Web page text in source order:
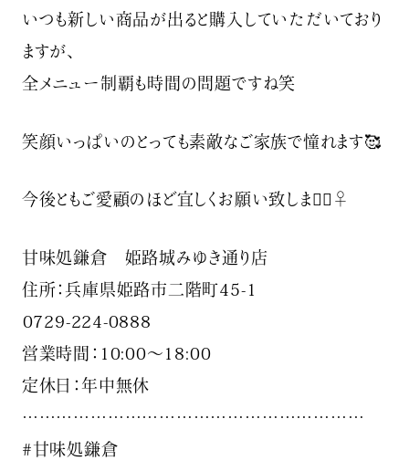
いつも新しい商品が出ると購入していただいており
ますが、
全メニュー制覇も時間の問題ですね笑
笑顔いっぱいのとっても素敵なご家族で憧れます🥰
今後ともご愛顧のほど宜しくお願い致します🏻‍♀️
甘味処鎌倉 姫路城みゆき通り店
住所：兵庫県姫路市二階町45-1
️0729-224-0888
営業時間：10:00〜18:00
定休日：年中無休
……………………………………………………
#甘味処鎌倉